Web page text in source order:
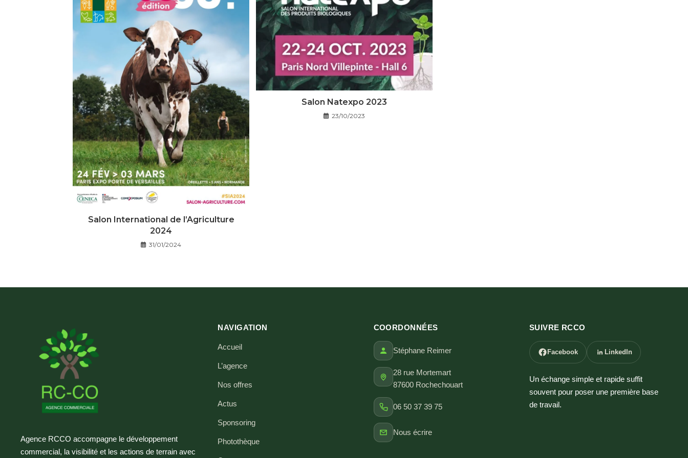
Salon International de l’Agriculture
2024
31/01/2024
Salon Natexpo 2023
23/10/2023
Agence RCCO accompagne le développement
commercial, la visibilité et les actions de terrain avec
NAVIGATION
Accueil
L’agence
Nos offres
Actus
Sponsoring
Photothèque
COORDONNÉES
Stéphane Reimer
28 rue Mortemart
87600 Rochechouart
06 50 37 39 75
Nous écrire
SUIVRE RCCO
Facebook LinkedIn
Un échange simple et rapide suffit
souvent pour poser une première base
de travail.